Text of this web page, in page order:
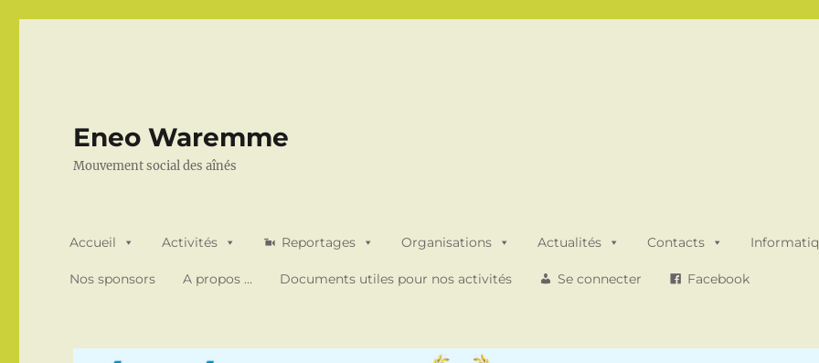
Eneo Waremme
Mouvement social des aînés
Accueil Activités Reportages Organisations Actualités Contacts
Nos sponsors A propos … Documents utiles pour nos activités Se connecter Facebook